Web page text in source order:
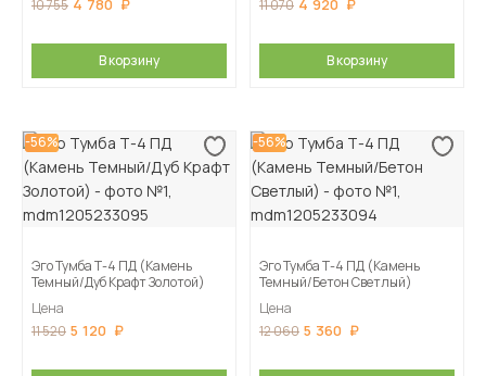
10 755 4 780
В корзину
11 070 4 920
В корзину
-56%
Эго Тумба Т-4 ПД (Камень
Темный/Дуб Крафт Золотой)
Цена
11 520 5 120
-56%
Эго Тумба Т-4 ПД (Камень
Темный/Бетон Светлый)
Цена
12 060 5 360